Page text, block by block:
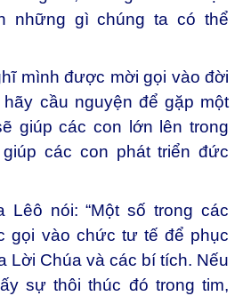
những gì chúng ta có thể
mình được mời gọi vào đời
cầu nguyện để gặp một
giúp các con lớn lên trong
các con phát triển đức
Lêô nói: “Một số trong các
gọi vào chức tư tế để phục
Lời Chúa và các bí tích. Nếu
sự thôi thúc đó trong tim,